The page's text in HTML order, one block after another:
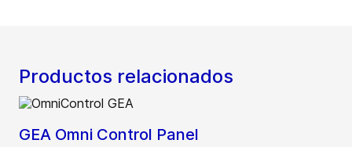
Productos relacionados
GEA Omni Control Panel